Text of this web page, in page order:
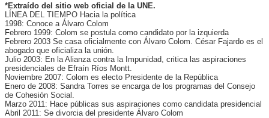
*Extraído del sitio web oficial de la UNE.
LÍNEA DEL TIEMPO Hacia la política
1998: Conoce a Álvaro Colom
Febrero 1999: Colom se postula como candidato por la izquierda
Febrero 2003 Se casa oficialmente con Álvaro Colom. César Fajardo es el
abogado que oficializa la unión.
Julio 2003: En la Alianza contra la Impunidad, critica las aspiraciones
presidenciales de Efraín Ríos Montt.
Noviembre 2007: Colom es electo Presidente de la República
Enero de 2008: Sandra Torres se encarga de los programas del Consejo
de Cohesión Social.
Marzo 2011: Hace públicas sus aspiraciones como candidata presidencial
Abril 2011: Se divorcia del presidente Álvaro Colom